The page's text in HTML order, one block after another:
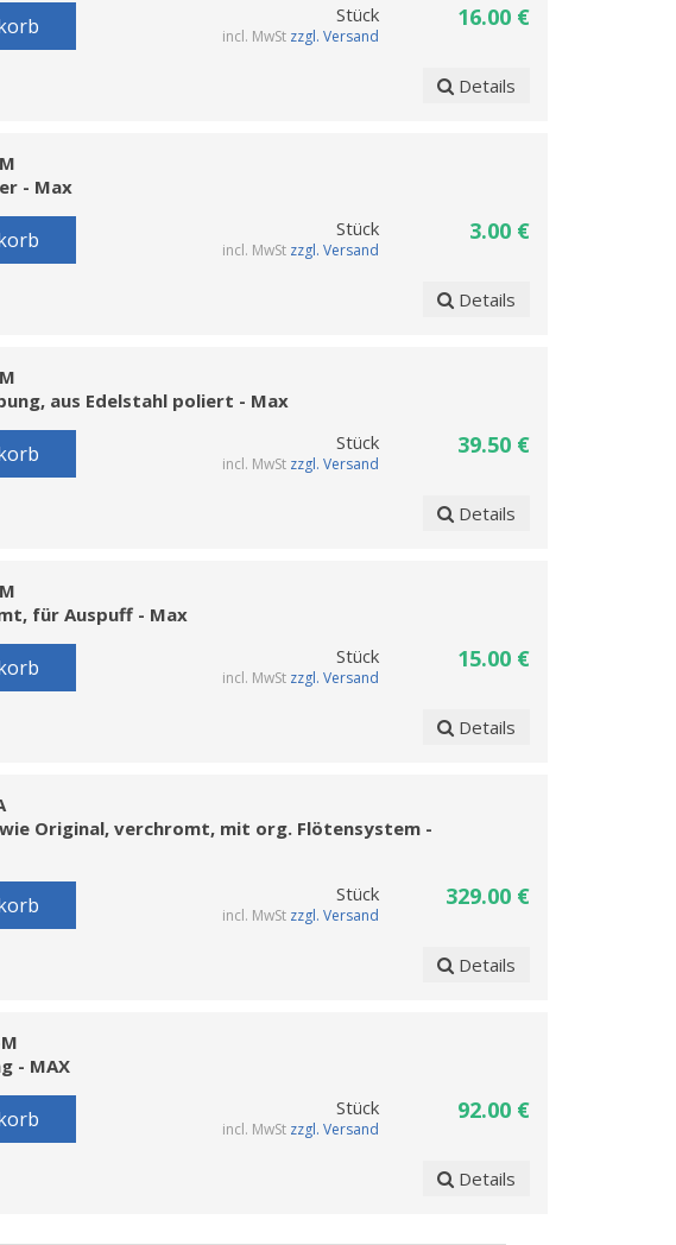
Stück
incl. MwSt zzgl. Versand
16.00 €
Details
- Max
Stück
incl. MwSt zzgl. Versand
3.00 €
Details
aus Edelstahl poliert - Max
Stück
incl. MwSt zzgl. Versand
39.50 €
Details
für Auspuff - Max
Stück
incl. MwSt zzgl. Versand
15.00 €
Details
Original, verchromt, mit org. Flötensystem -
Stück
incl. MwSt zzgl. Versand
329.00 €
Details
- MAX
Stück
incl. MwSt zzgl. Versand
92.00 €
Details